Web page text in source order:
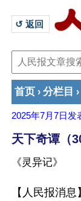
↺ 返回
首页 › 分栏目 ›
2025年7月7日 发
天下奇谭（
《灵异记》
【人民报消